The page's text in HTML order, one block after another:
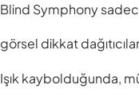
Blind Symphony
görsel dikkat
Işık kaybolduğunda,